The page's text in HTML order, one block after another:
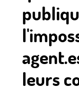
leurs